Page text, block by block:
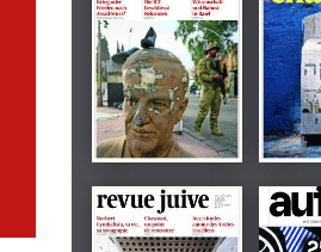
Dezember 2024
tachles